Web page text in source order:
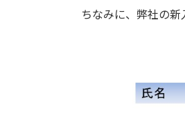
ちなみに、弊社の新